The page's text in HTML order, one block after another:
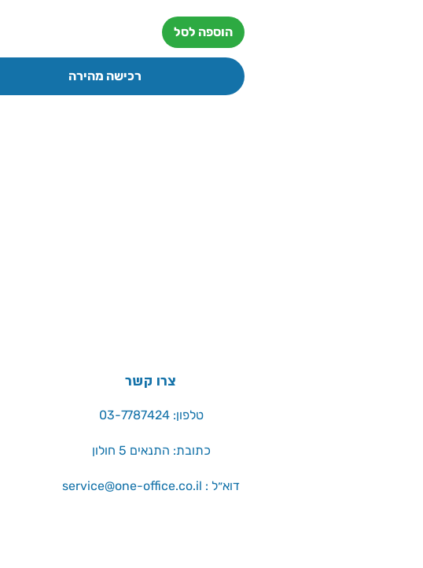
הוספה לסל
רכישה מהירה
צרו קשר
טלפון: 03-7787424
כתובת: התנאים 5 חולון
service@one-office.co.il : דוא״ל